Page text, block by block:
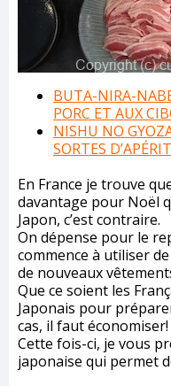
BUTA-NIRA-
PORC ET AUX
NISHU NO
SORTES
En France je trouve
davantage pour Noël
Japon, c’est contraire.
On dépense pour le
commence à utiliser
de nouveaux
Que ce soient les
Japonais pour
cas, il faut économiser!
Cette fois-ci, je vous
japonaise qui permet